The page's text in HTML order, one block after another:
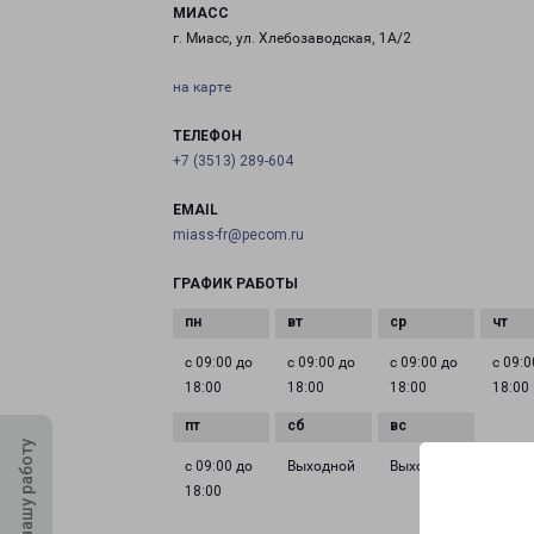
МИАСС
г. Миасс, ул. Хлебозаводская, 1А/2
на карте
ТЕЛЕФОН
+7 (3513) 289-604
EMAIL
miass-fr@pecom.ru
ГРАФИК РАБОТЫ
с 09:00 до
18:00
с 09:00 до
18:00
с 09:00 до
18:00
с
18:00
с 09:00 до
18:00
Выходной Выходной